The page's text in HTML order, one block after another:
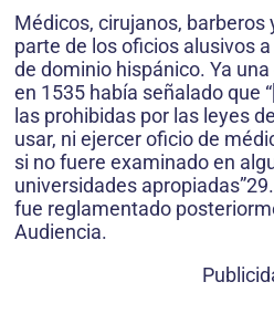
Médicos, cirujanos, barberos
parte de los oficios alusivos
de dominio hispánico. Ya
en 1535 había señalado que
las prohibidas por las leyes
usar, ni ejercer oficio de
si no fuere examinado en
universidades
fue reglamentado
Audiencia.